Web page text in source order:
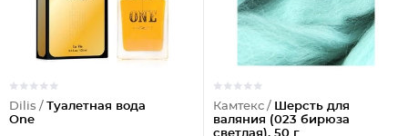
Dilis / Туалетная вода
One
Камтекс /
Шерсть для
валяния (023 бирюза
светлая), 50 г